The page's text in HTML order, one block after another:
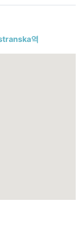
받기
, 예약금 입금하기
및 카톡 안내 받기
역